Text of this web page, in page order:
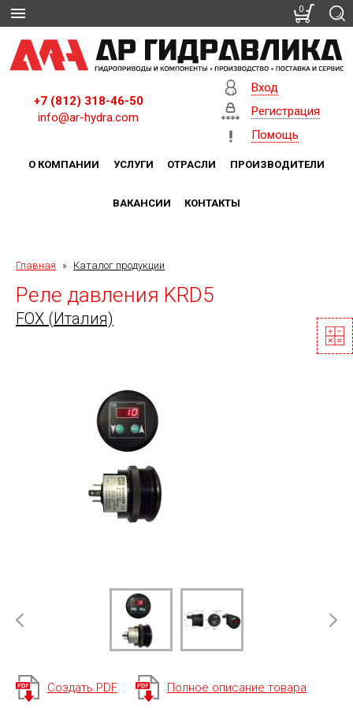
+7 (812) 318-46-50
info@ar-hydra.com
Вход
Регистрация
Помощь
О КОМПАНИИ УСЛУГИ ОТРАСЛИ ПРОИЗВОДИТЕЛИ
ВАКАНСИИ КОНТАКТЫ
Главная » Каталог продукции
Реле давления KRD5
FOX (Италия)
Создать PDF Полное описание товара
0